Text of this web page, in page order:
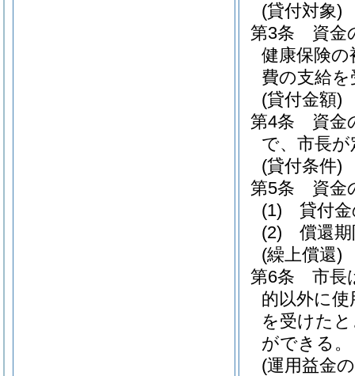
(貸付対象)
第3条
資金
健康保険の
費の支給
(貸付金額)
第4条
資金
で、市長
(貸付条件)
第5条
資金
(1)
貸付
(2)
償還
(繰上償還)
第6条
市長
的以外に
を受けた
ができる。
(運用益金